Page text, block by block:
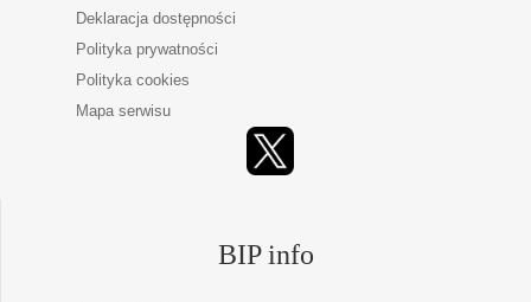
Deklaracja dostępności
Polityka prywatności
Polityka cookies
Mapa serwisu
BIP info